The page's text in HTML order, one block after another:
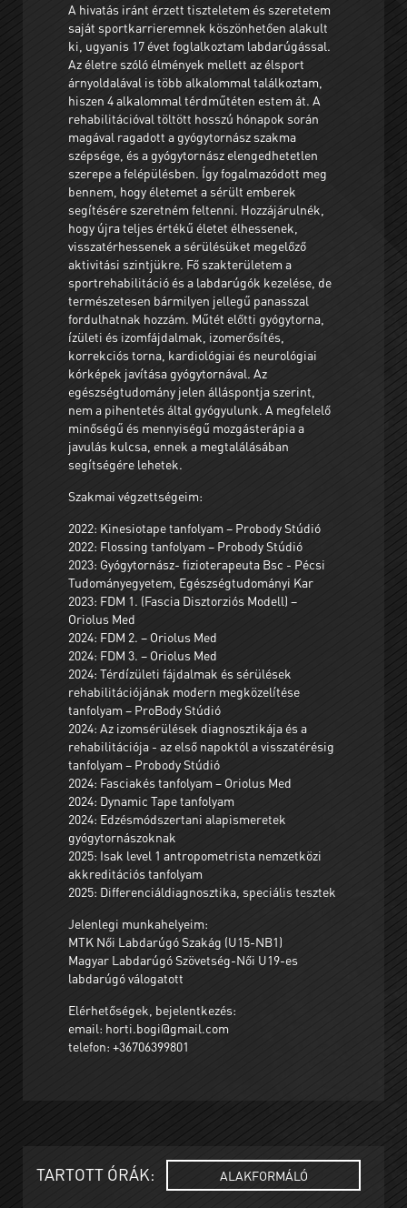
A hivatás iránt érzett tiszteletem és szeretetem
saját sportkarrieremnek köszönhetően alakult
ki, ugyanis 17 évet foglalkoztam labdarúgással.
Az életre szóló élmények mellett az élsport
árnyoldalával is több alkalommal találkoztam,
hiszen 4 alkalommal térdműtéten estem át. A
rehabilitációval töltött hosszú hónapok során
magával ragadott a gyógytornász szakma
szépsége, és a gyógytornász elengedhetetlen
szerepe a felépülésben. Így fogalmazódott meg
bennem, hogy életemet a sérült emberek
segítésére szeretném feltenni. Hozzájárulnék,
hogy újra teljes értékű életet élhessenek,
visszatérhessenek a sérülésüket megelőző
aktivitási szintjükre. Fő szakterületem a
sportrehabilitáció és a labdarúgók kezelése, de
természetesen bármilyen jellegű panasszal
fordulhatnak hozzám. Műtét előtti gyógytorna,
ízületi és izomfájdalmak, izomerősítés,
korrekciós torna, kardiológiai és neurológiai
kórképek javítása gyógytornával. Az
egészségtudomány jelen álláspontja szerint,
nem a pihentetés által gyógyulunk. A megfelelő
minőségű és mennyiségű mozgásterápia a
javulás kulcsa, ennek a megtalálásában
segítségére lehetek.
Szakmai végzettségeim:
2022: Kinesiotape tanfolyam – Probody Stúdió
2022: Flossing tanfolyam – Probody Stúdió
2023: Gyógytornász- fizioterapeuta Bsc - Pécsi
Tudományegyetem, Egészségtudományi Kar
2023: FDM 1. (Fascia Disztorziós Modell) –
Oriolus Med
2024: FDM 2. – Oriolus Med
2024: FDM 3. – Oriolus Med
2024: Térdízületi fájdalmak és sérülések
rehabilitációjának modern megközelítése
tanfolyam – ProBody Stúdió
2024: Az izomsérülések diagnosztikája és a
rehabilitációja - az első napoktól a visszatérésig
tanfolyam – Probody Stúdió
2024: Fasciakés tanfolyam – Oriolus Med
2024: Dynamic Tape tanfolyam
2024: Edzésmódszertani alapismeretek
gyógytornászoknak
2025: Isak level 1 antropometrista nemzetközi
akkreditációs tanfolyam
2025: Differenciáldiagnosztika, speciális tesztek
Jelenlegi munkahelyeim:
MTK Női Labdarúgó Szakág (U15-NB1)
Magyar Labdarúgó Szövetség-Női U19-es
labdarúgó válogatott
Elérhetőségek, bejelentkezés:
email: horti.bogi@gmail.com
telefon: +36706399801
TARTOTT ÓRÁK: ALAKFORMÁLÓ